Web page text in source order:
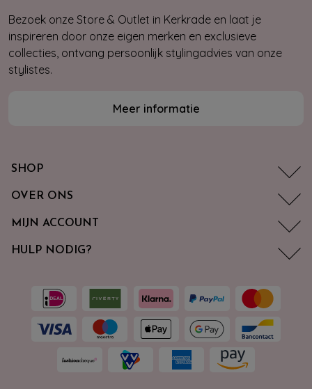
Bezoek onze Store & Outlet in Kerkrade en laat je
inspireren door onze eigen merken en exclusieve
collecties, ontvang persoonlijk stylingadvies van onze
stylistes.
Meer informatie
SHOP
OVER ONS
MIJN ACCOUNT
HULP NODIG?